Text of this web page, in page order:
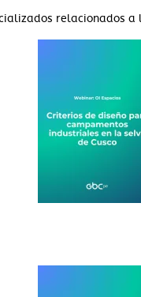
relacionados